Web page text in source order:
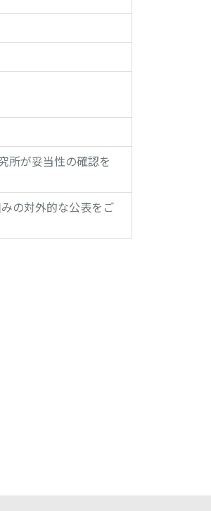
所が妥当性の確認を
の対外的な公表をご